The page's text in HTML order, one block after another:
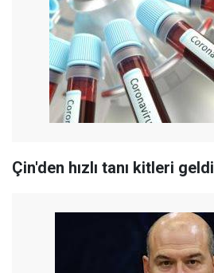
Çin'den hızlı tanı kitleri geldi